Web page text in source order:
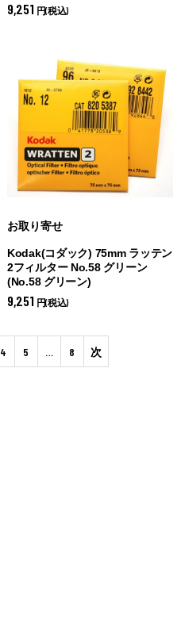
9,251 円(税込)
お取り寄せ
Kodak(コダック) 75mm ラッテン
2フィルター No.58 グリーン
(No.58 グリーン)
9,251 円(税込)
4 5 … 8 次